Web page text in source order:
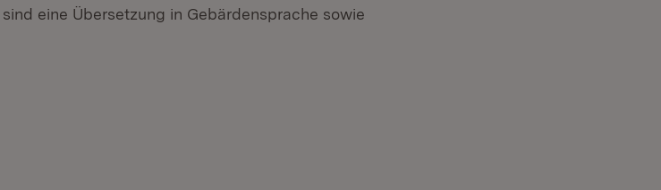
eine Übersetzung in Gebärdensprache sowie